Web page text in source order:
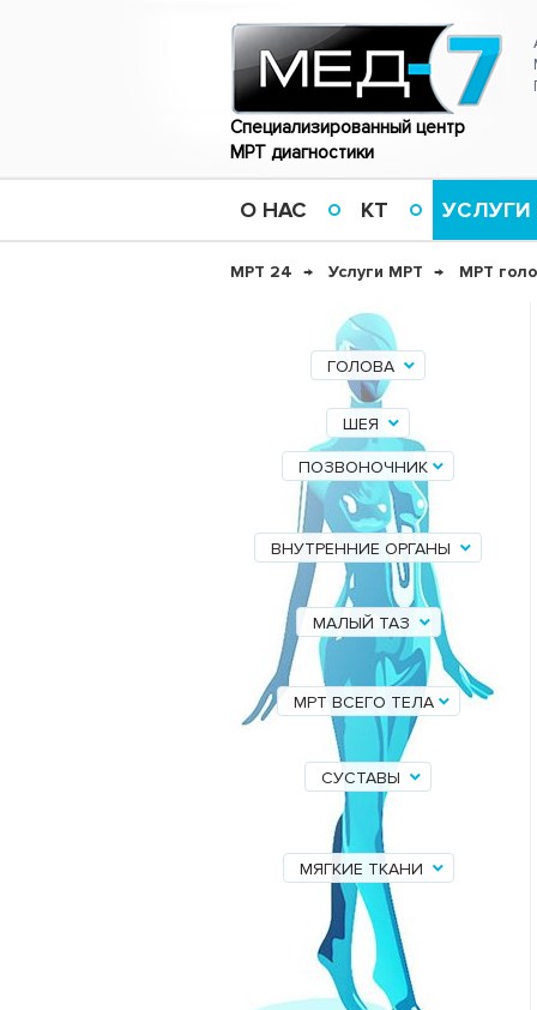
Специализированный центр
МРТ диагностики
О НАС КТ УСЛУГИ
МРТ 24 Услуги МРТ МРТ
ГОЛОВА
ШЕЯ
ПОЗВОНОЧНИК
ВНУТРЕННИЕ ОРГАНЫ
МАЛЫЙ ТАЗ
МРТ ВСЕГО ТЕЛА
СУСТАВЫ
МЯГКИЕ ТКАНИ